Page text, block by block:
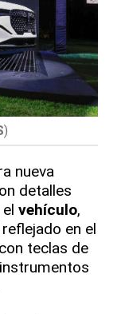
)
nueva
detalles
vehículo,
en el
teclas de